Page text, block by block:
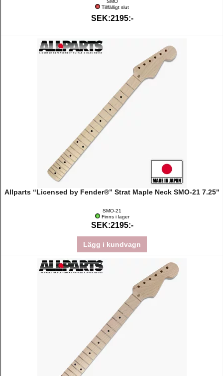
SMO
Tillfälligt slut
SEK:2195:-
Allparts “Licensed by Fender®” Strat Maple Neck SMO-21 7.25"
SMO-21
Finns i lager
SEK:2195:-
Lägg i kundvagn